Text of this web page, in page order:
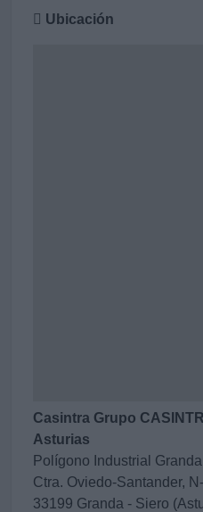
Ubicación
Casintra Grupo
Asturias
Polígono Industrial Granda
Ctra. Oviedo-Santander,
33199 Granda - Siero